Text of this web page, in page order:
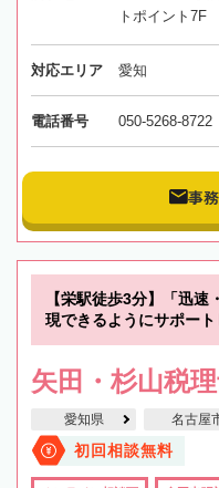
トポイント7F
対応エリア 愛知
電話番号 050-5268-8722
事
【栄駅徒歩3分】「迅
現できるようにサポー
矢田・杉山税
愛知県 名古屋
初回相談無料